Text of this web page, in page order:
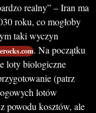
realny” – Iran ma
roku, co mogłoby
taki wyczyn
. Na początku
loty biologiczne
(patrz
lotów
powodu kosztów, ale